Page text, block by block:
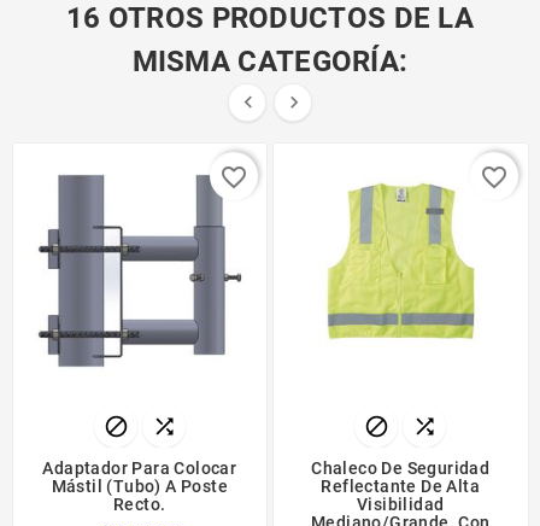
16 OTROS PRODUCTOS DE LA
MISMA CATEGORÍA:
 
 
Adaptador Para Colocar
Mástil (tubo) A Poste
Recto.
favorite_border
 
Chaleco De Seguridad
Reflectante De Alta
Visibilidad
Mediano/grande. Con
favorite_border